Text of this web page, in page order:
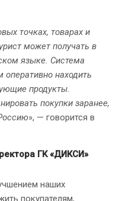
точках, товарах и
может получать в
языке. Система
оперативно находить
продукты.
покупки заранее,
», — говорится в
ГК «ДИКСИ»
наших